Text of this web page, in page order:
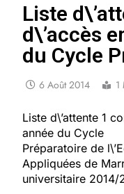
Liste
d\’accès
du Cycle
6 Août 2014 1
Liste d\’attente 1
année du Cycle
Préparatoire de
Appliquées de
universitaire 2014/